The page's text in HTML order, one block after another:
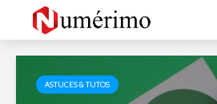
ASTUCES & TUTOS